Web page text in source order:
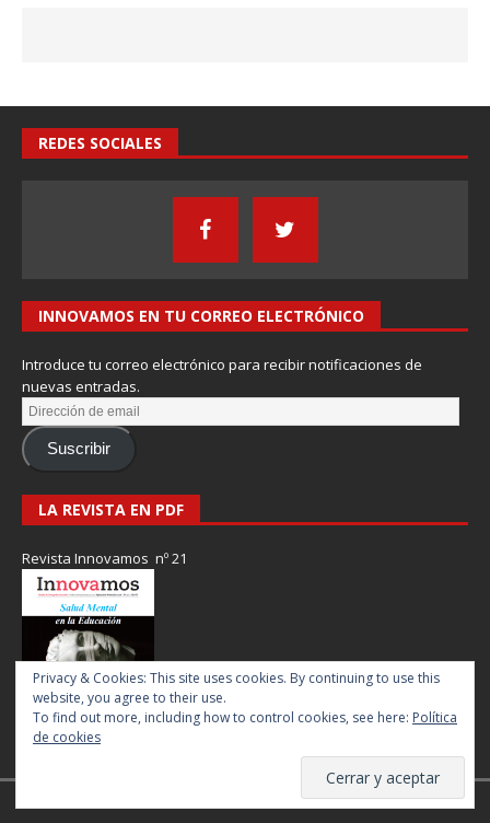
REDES SOCIALES
INNOVAMOS EN TU CORREO ELECTRÓNICO
Introduce tu correo electrónico para recibir notificaciones de
nuevas entradas.
Suscribir
LA REVISTA EN PDF
Revista Innovamos nº 21
Revista Innovamos © 2017
Privacy & Cookies: This site uses cookies. By continuing to use this
website, you agree to their use.
To find out more, including how to control cookies, see here: Política
de cookies